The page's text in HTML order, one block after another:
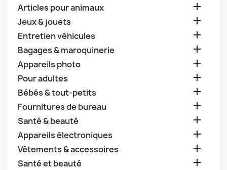
Articles pour animaux 
Jeux & jouets 
Entretien véhicules 
Bagages & maroquinerie 
Appareils photo 
Pour adultes 
Bébés & tout-petits 
Fournitures de bureau 
Santé & beauté 
Appareils électroniques 
Vêtements & accessoires 
Santé et beauté 